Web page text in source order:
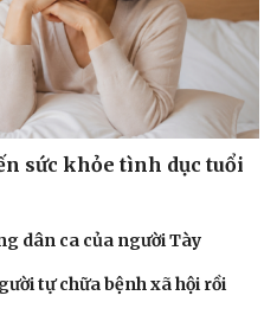
sức khỏe tình dục tuổi
dân ca của người Tày
tự chữa bệnh xã hội rồi